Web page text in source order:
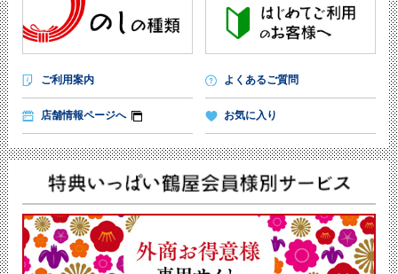
ご利用案内 よくあるご質問
店舗情報ページへ お気に入り